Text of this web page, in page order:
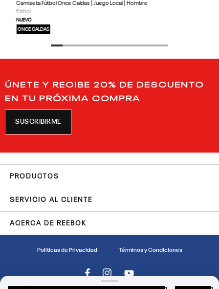
Camiseta Fútbol Once Caldas | Juego Local | Hombre
fútbol
NUEVO
ONCE CALDAS
ÚNETE Y RECIBE 20% DE DESCUENTO
EN TU PRÓXIMA COMPRA
SUSCRIBIRME
PRODUCTOS
SERVICIO AL CLIENTE
ACERCA DE REEBOK
Politicas de Privacidad Términos y Condiciones